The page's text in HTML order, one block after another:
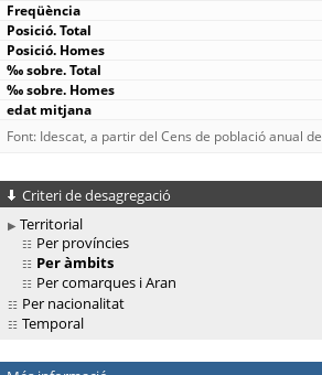
Font: Idescat, a partir del Cens de població anual
Criteri de desagregació
Territorial
Per províncies
Per àmbits
Per comarques i Aran
Per nacionalitat
Temporal